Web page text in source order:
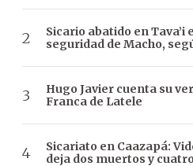
Sicario abatido en
seguridad de Macho,
Hugo Javier cuenta su
Franca de Latele
Sicariato en Caazapá:
deja dos muertos y